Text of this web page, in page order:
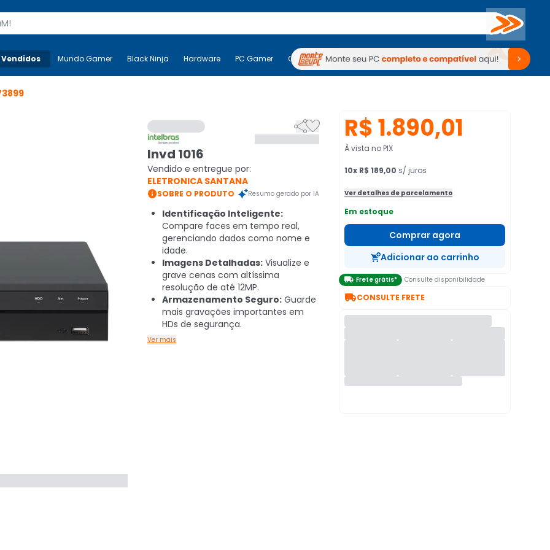
Buscar
Mais-v- Mundo Gamer Black Ninja Hardware PC Gamer Computadores Periféricos TV Venda no KaBuM!
Mundo Gamer Black Ninja Hardware PC Gamer Computadores Periféricos TV Venda no KaBuM!

Invd 1016
Vendido e entregue por:
ELETRONICA SANTANA
SOBRE O PRODUTO Resumo gerado por IA
Identificação Inteligente:
Compare faces em tempo real,
gerenciando dados como nome e
idade.
Imagens Detalhadas: Visualize e
grave cenas com altíssima
resolução de até 12MP.
Armazenamento Seguro: Guarde
mais gravações importantes em
HDs de segurança.
Ver mais
R$ 1.890,01
À vista no PIX
10x R$ 189,00 s/ juros
Ver detalhes de parcelamento
Em estoque
Comprar agora
Adicionar ao carrinho
 Frete grátis* Consulte disponibilidade
CONSULTE FRETE